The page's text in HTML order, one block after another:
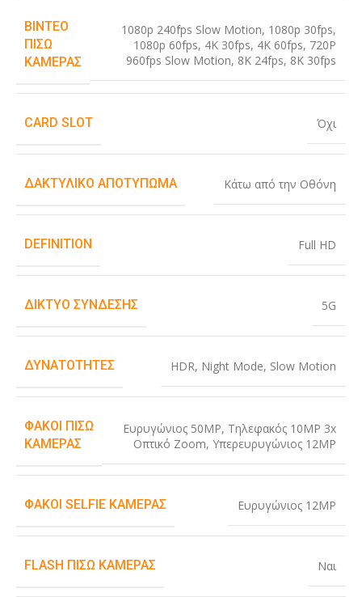
ΒΊΝΤΕΟ
ΠΊΣΩ
ΚΆΜΕΡΑΣ
1080p 240fps Slow Motion, 1080p 30fps,
1080p 60fps, 4K 30fps, 4K 60fps, 720P
960fps Slow Motion, 8K 24fps, 8K 30fps
CARD SLOT Όχι
ΔΑΚΤΥΛΙΚΌ ΑΠΟΤΎΠΩΜΑ Κάτω από την Οθόνη
DEFINITION Full HD
ΔΊΚΤΥΟ ΣΎΝΔΕΣΗΣ 5G
ΔΥΝΑΤΌΤΗΤΕΣ HDR, Night Mode, Slow Motion
ΦΑΚΟΊ ΠΊΣΩ
ΚΆΜΕΡΑΣ
Ευρυγώνιος 50MP, Τηλεφακός 10MP 3x
Οπτικό Zoom, Υπερευρυγώνιος 12MP
ΦΑΚΟΊ SELFIE ΚΆΜΕΡΑΣ Ευρυγώνιος 12MP
FLASH ΠΊΣΩ ΚΆΜΕΡΑΣ Ναι